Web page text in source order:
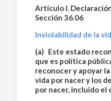
Artículo I.
Sección 36.06
Inviolabilidad de la
(a) Este estado
que es política
reconocer y apoyar
vida por nacer y los
por nacer, incluido el